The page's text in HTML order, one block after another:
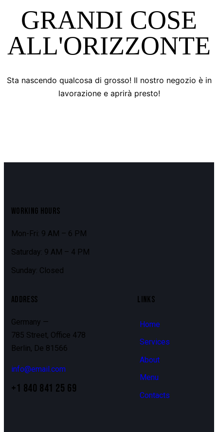
GRANDI COSE
ALL'ORIZZONTE
Sta nascendo qualcosa di grosso! Il nostro negozio è in
lavorazione e aprirà presto!
WORKING HOURS
Mon-Fri: 9 AM – 6 PM
Saturday: 9 AM – 4 PM
Sunday: Closed
ADDRESS
Germany —
785 Street, Office 478
Berlin, De 81566
info@email.com
+1 840 841 25 69
LINKS
Home
Services
About
Menu
Contacts